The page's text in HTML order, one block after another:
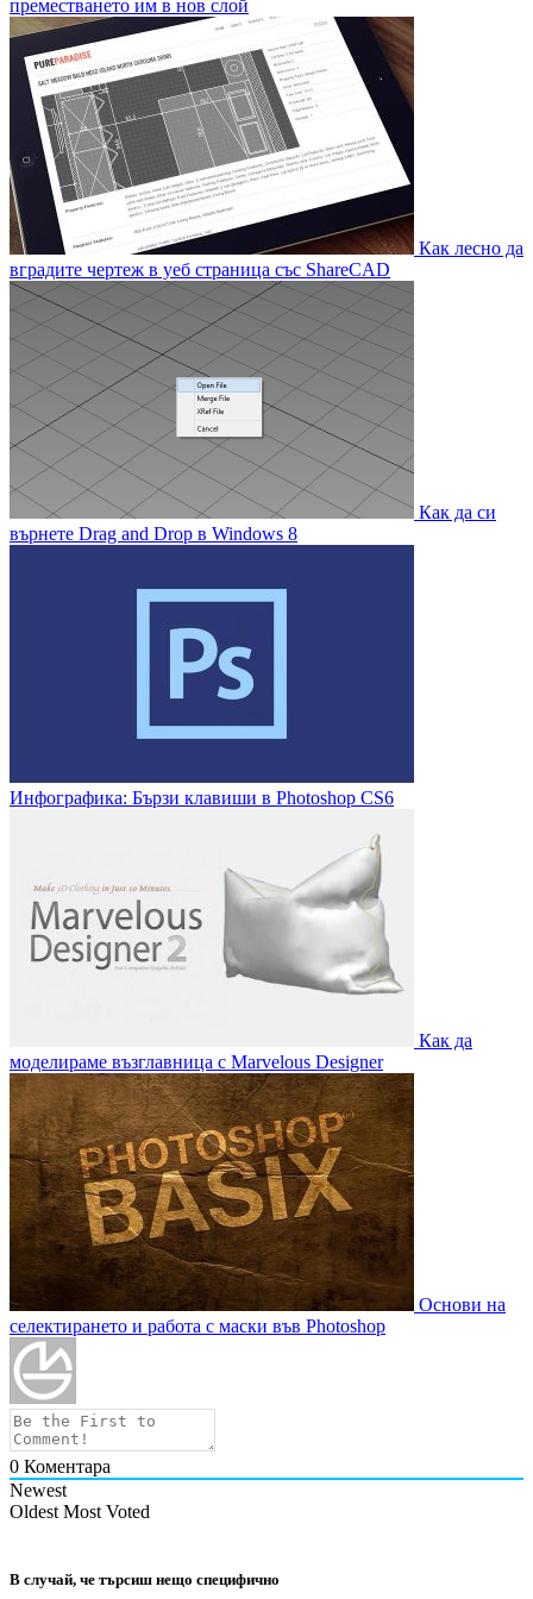
преместването им в нов слой
Как лесно да
вградите чертеж в уеб страница със ShareCAD
Как да си
върнете Drag and Drop в Windows 8
Инфографика: Бързи клавиши в Photoshop CS6
Как да
моделираме възглавница с Marvelous Designer
Основи на
селектирането и работа с маски във Photoshop
0 Коментара
Newest
Oldest Most Voted
В случай, че търсиш нещо специфично